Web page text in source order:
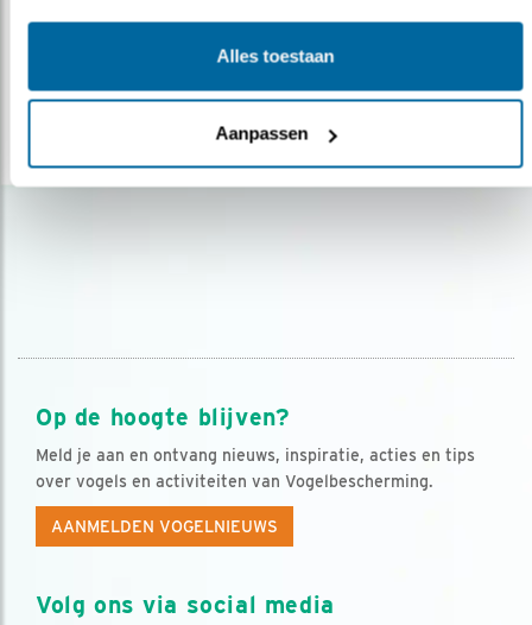
Alles toestaan
Aanpassen
Arjan Dwarshuis
Op de hoogte blijven?
Meld je aan en ontvang nieuws, inspiratie, acties en tips
over vogels en activiteiten van Vogelbescherming.
AANMELDEN VOGELNIEUWS
Volg ons via social media